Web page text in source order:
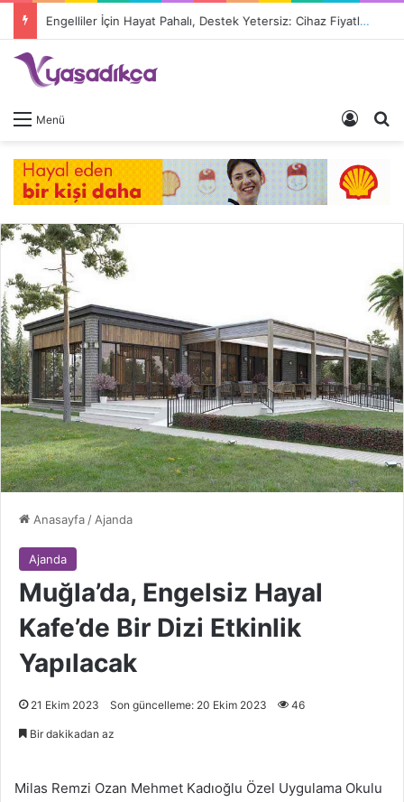
Engelliler İçin Hayat Pahalı, Destek Yetersiz: Cihaz Fiyatları 9 Kat Arttı, Devlet Katkısı Eriyor
Menü Giriş
Anasayfa / Ajanda
Ajanda
Muğla’da, Engelsiz Hayal
Kafe’de Bir Dizi Etkinlik
Yapılacak
21 Ekim 2023 Son güncelleme: 20 Ekim 2023 46
Bir dakikadan az
Milas Remzi Ozan Mehmet Kadıoğlu Özel Uygulama Okulu